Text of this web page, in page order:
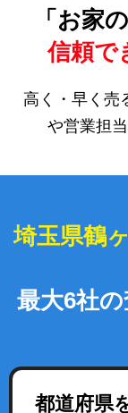
「お家
信頼で
高く・早く売
や営業担
埼玉県鶴
最大6社
都道府県